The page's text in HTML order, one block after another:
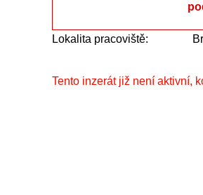
Lokalita pracoviště:
Tento inzerát již není aktivní,